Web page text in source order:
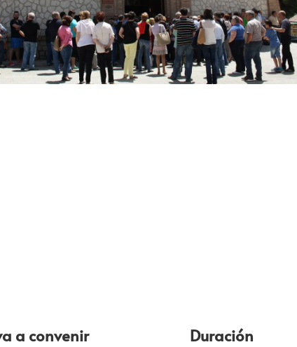
a convenir Duración